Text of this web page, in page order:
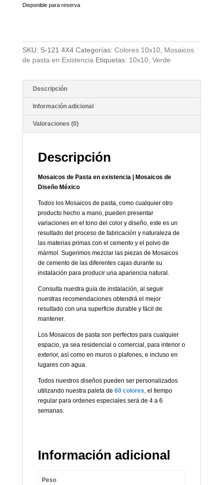
Disponible para reserva
SKU: S-121 4X4 Categorías: Colores 10x10, Mosaicos
de pasta en Existencia Etiquetas: 10x10, Verde
Descripción
Información adicional
Valoraciones (0)
Descripción
Mosaicos de Pasta en existencia | Mosaicos de
Diseño México
Todos los Mosaicos de pasta, como cualquier otro
producto hecho a mano, pueden presentar
variaciones en el tono del color y diseño, este es un
resultado del proceso de fabricación y naturaleza de
las materias primas con el cemento y el polvo de
mármol. Sugerimos mezclar las piezas de Mosaicos
de cemento de las diferentes cajas durante su
instalación para producir una apariencia natural.
Consulta nuestra guía de instalación, al seguir
nuestras recomendaciones obtendrá el mejor
resultado con una superficie durable y fácil de
mantener.
Los Mosaicos de pasta son perfectos para cualquier
espacio, ya sea residencial o comercial, para interior o
exterior, así como en muros o plafones, e incluso en
lugares con agua.
Todos nuestros diseños pueden ser personalizados
utilizando nuestra paleta de 60 colores, el tiempo
regular para ordenes especiales será de 4 a 6
semanas.
Información adicional
Peso